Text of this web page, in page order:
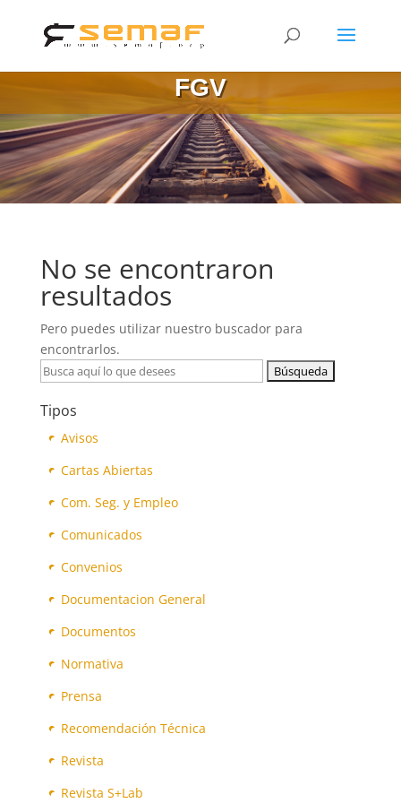
FGV
No se encontraron
resultados
Pero puedes utilizar nuestro buscador para
encontrarlos.
Buscar:
Tipos
Avisos
Cartas Abiertas
Com. Seg. y Empleo
Comunicados
Convenios
Documentacion General
Documentos
Normativa
Prensa
Recomendación Técnica
Revista
Revista S+Lab